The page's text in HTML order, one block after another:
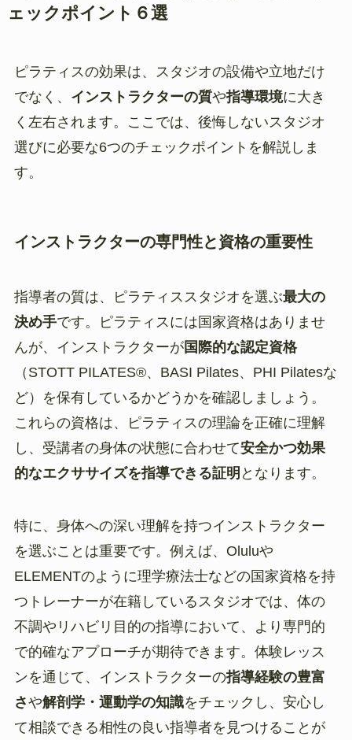
ェックポイント６選
ピラティスの効果は、スタジオの設備や立地だけ
でなく、 インストラクターの質や指導環境に大き
く左右されます。ここでは、後悔しないスタジオ
選びに必要な6つのチェックポイントを解説しま
す。
インストラクターの専門性と資格の重要性
指導者の質は、ピラティススタジオを選ぶ最大の
決め手です。ピラティスには国家資格はありませ
んが、インストラクターが国際的な認定資格
（STOTT PILATES®️、BASI Pilates、PHI Pilatesな
ど）を保有しているかどうかを確認しましょう。
これらの資格は、ピラティスの理論を正確に理解
し、受講者の身体の状態に合わせて安全かつ効果
的なエクササイズを指導できる証明 となります。
特に、身体への深い理解を持つインストラクター
を選ぶことは重要です。例えば、Oluluや
ELEMENTのように理学療法士などの国家資格を持
つトレーナーが在籍しているスタジオでは、体の
不調やリハビリ目的の指導において、より専門的
で的確なアプローチが期待できます。体験レッス
ンを通じて、インストラクターの指導経験の豊富
さや解剖学・運動学の知識をチェックし、安心し
て相談できる相性の良い指導者を見つけることが